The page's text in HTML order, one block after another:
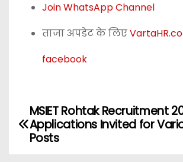
Join WhatsApp Channel
ताजा अपडेट के लिए
facebook
PMSIET Rohtak Recruitment
Applications Invited for
Posts